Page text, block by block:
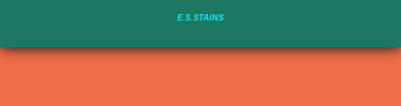
E.S.STAINS